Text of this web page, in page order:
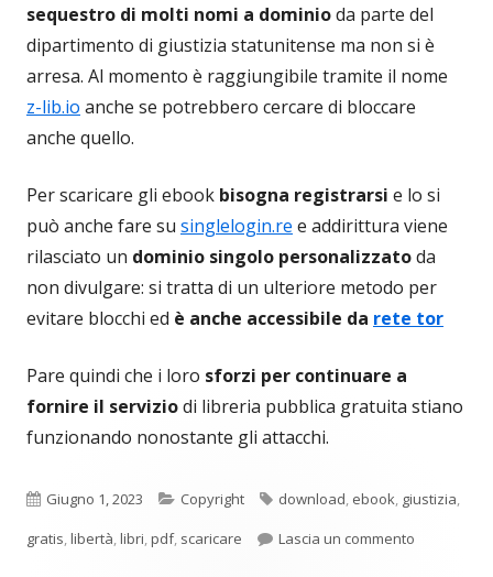
sequestro di molti nomi a dominioda parte del
dipartimento di giustizia statunitense ma non si è
arresa. Al momento è raggiungibile tramite il nome
z-lib.io anche se potrebbero cercare di bloccare
anche quello.
Per scaricare gli ebook bisogna registrarsi e lo si
può anche fare su singlelogin.re e addirittura viene
rilasciato un dominio singolo personalizzatoda
non divulgare: si tratta di un ulteriore metodo per
evitare blocchi ed è anche accessibile da rete tor
Pare quindi che i loro sforzi per continuare a
fornire il serviziodi libreria pubblica gratuita stiano
funzionando nonostante gli attacchi.
Pubblicato
Giugno 1, 2023 Categorie
Copyright Tag
download, ebook, giustizia,
gratis,libertà,libri,pdf, scaricare Lascia un commento